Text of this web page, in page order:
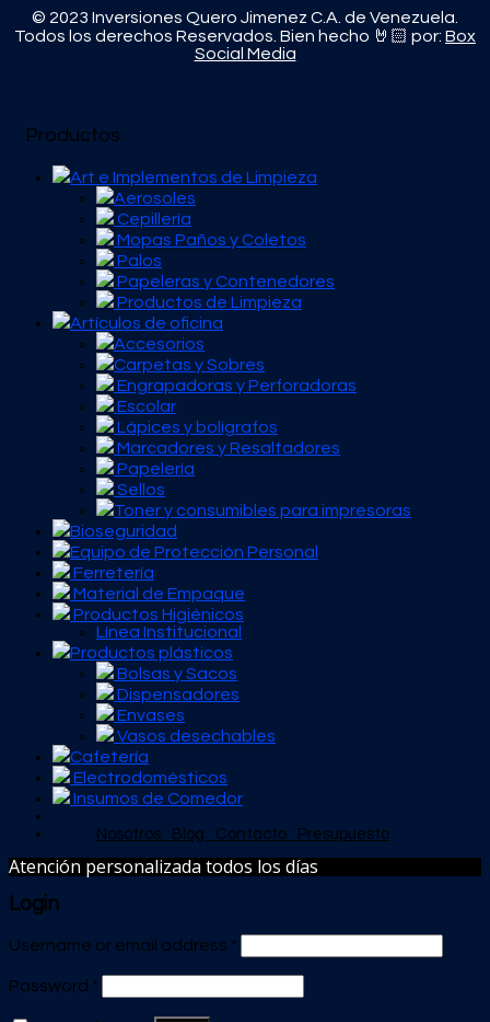
© 2023 Inversiones Quero Jimenez C.A. de Venezuela.
Todos los derechos Reservados. Bien hecho 🤘🏻 por: Box
Social Media
Productos
Art e Implementos de Limpieza
Aerosoles
Cepillería
Mopas Paños y Coletos
Palos
Papeleras y Contenedores
Productos de Limpieza
Artículos de oficina
Accesorios
Carpetas y Sobres
Engrapadoras y Perforadoras
Escolar
Lápices y bolígrafos
Marcadores y Resaltadores
Papelería
Sellos
Toner y consumibles para impresoras
Bioseguridad
Equipo de Protección Personal
Ferretería
Material de Empaque
Productos Higiénicos
Línea Institucional
Productos plásticos
Bolsas y Sacos
Dispensadores
Envases
Vasos desechables
Cafetería
Electrodomésticos
Insumos de Comedor
Nosotros Blog Contacto Presupuesto
Atención personalizada todos los días
Login
Username or email address *
Password *